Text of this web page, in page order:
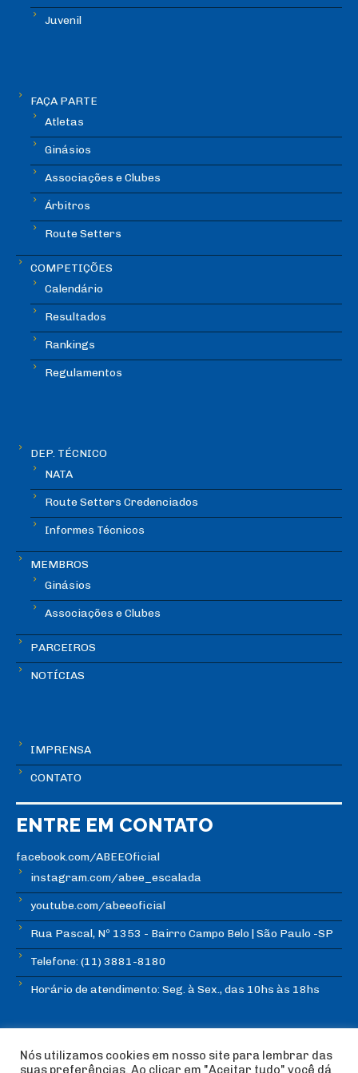
Juvenil
FAÇA PARTE
Atletas
Ginásios
Associações e Clubes
Árbitros
Route Setters
COMPETIÇÕES
Calendário
Resultados
Rankings
Regulamentos
DEP. TÉCNICO
NATA
Route Setters Credenciados
Informes Técnicos
MEMBROS
Ginásios
Associações e Clubes
PARCEIROS
NOTÍCIAS
IMPRENSA
CONTATO
ENTRE EM CONTATO
facebook.com/ABEEOficial
instagram.com/abee_escalada
youtube.com/abeeoficial
Rua Pascal, Nº 1353 - Bairro Campo Belo | São Paulo -SP
Telefone: (11) 3881-8180
Horário de atendimento: Seg. à Sex., das 10hs às 18hs
Nós utilizamos cookies em nosso site para lembrar das
suas preferências. Ao clicar em "Aceitar tudo" você dá